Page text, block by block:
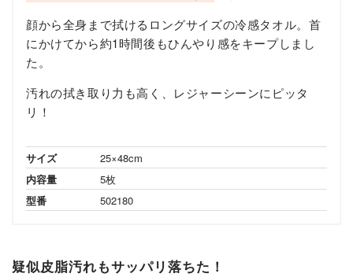
顔から全身まで拭けるロングサイズの冷感タオル。首
にかけてから約1時間後もひんやり感をキープしまし
た。
汚れの拭き取り力も高く、レジャーシーンにピッタ
リ！
サイズ
25×48cm
内容量
5枚
型番
502180
疑似皮脂汚れもサッパリ落ちた！